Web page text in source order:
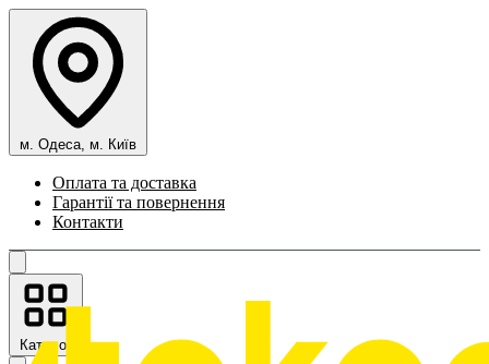
м. Одеса, м. Київ
Оплата та доставка
Гарантії та повернення
Контакти
Каталог